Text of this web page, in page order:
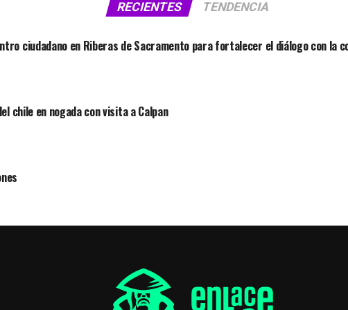
RECIENTES TENDENCIA
ciudadano en Riberas de Sacramento para fortalecer el diálogo con la
chile en nogada con visita a Calpan